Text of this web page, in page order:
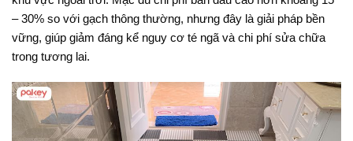
– 30% so với gạch thông thường, nhưng đây là giải pháp bền
vững, giúp giảm đáng kể nguy cơ té ngã và chi phí sửa chữa
trong tương lai.